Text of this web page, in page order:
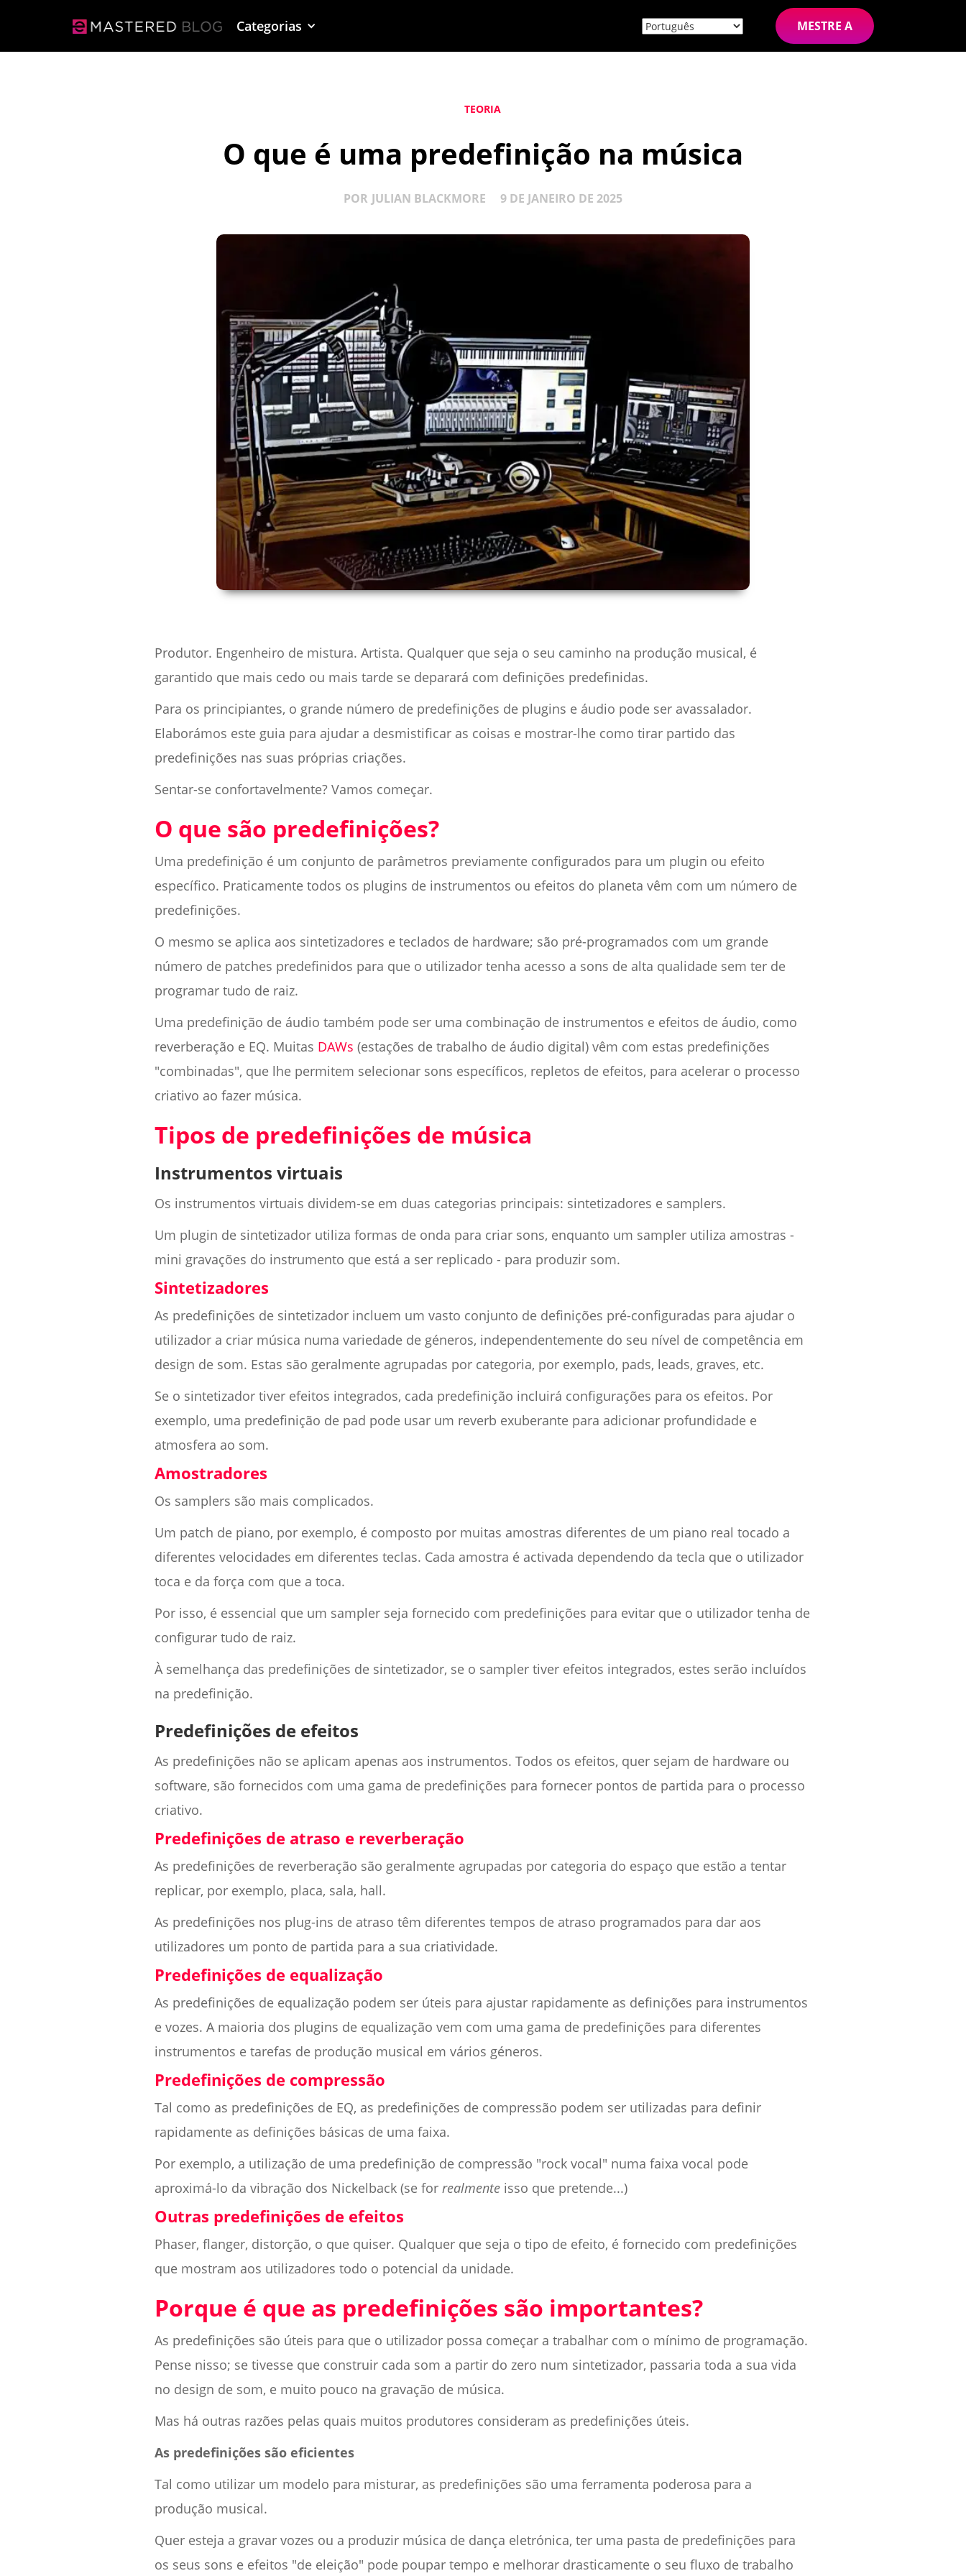
Categorias MESTRE A
TEORIA
O que é uma predefinição na música
POR JULIAN BLACKMORE 9 DE JANEIRO DE 2025
Produtor. Engenheiro de mistura. Artista. Qualquer que seja o seu caminho na produção musical, é
garantido que mais cedo ou mais tarde se deparará com definições predefinidas.
Para os principiantes, o grande número de predefinições de plugins e áudio pode ser avassalador.
Elaborámos este guia para ajudar a desmistificar as coisas e mostrar-lhe como tirar partido das
predefinições nas suas próprias criações.
Sentar-se confortavelmente? Vamos começar.
O que são predefinições?
Uma predefinição é um conjunto de parâmetros previamente configurados para um plugin ou efeito
específico. Praticamente todos os plugins de instrumentos ou efeitos do planeta vêm com um número de
predefinições.
O mesmo se aplica aos sintetizadores e teclados de hardware; são pré-programados com um grande
número de patches predefinidos para que o utilizador tenha acesso a sons de alta qualidade sem ter de
programar tudo de raiz.
Uma predefinição de áudio também pode ser uma combinação de instrumentos e efeitos de áudio, como
reverberação e EQ. Muitas DAWs (estações de trabalho de áudio digital) vêm com estas predefinições
"combinadas", que lhe permitem selecionar sons específicos, repletos de efeitos, para acelerar o processo
criativo ao fazer música.
Tipos de predefinições de música
Instrumentos virtuais
Os instrumentos virtuais dividem-se em duas categorias principais: sintetizadores e samplers.
Um plugin de sintetizador utiliza formas de onda para criar sons, enquanto um sampler utiliza amostras -
mini gravações do instrumento que está a ser replicado - para produzir som.
Sintetizadores
As predefinições de sintetizador incluem um vasto conjunto de definições pré-configuradas para ajudar o
utilizador a criar música numa variedade de géneros, independentemente do seu nível de competência em
design de som. Estas são geralmente agrupadas por categoria, por exemplo, pads, leads, graves, etc.
Se o sintetizador tiver efeitos integrados, cada predefinição incluirá configurações para os efeitos. Por
exemplo, uma predefinição de pad pode usar um reverb exuberante para adicionar profundidade e
atmosfera ao som.
Amostradores
Os samplers são mais complicados.
Um patch de piano, por exemplo, é composto por muitas amostras diferentes de um piano real tocado a
diferentes velocidades em diferentes teclas. Cada amostra é activada dependendo da tecla que o utilizador
toca e da força com que a toca.
Por isso, é essencial que um sampler seja fornecido com predefinições para evitar que o utilizador tenha de
configurar tudo de raiz.
À semelhança das predefinições de sintetizador, se o sampler tiver efeitos integrados, estes serão incluídos
na predefinição.
Predefinições de efeitos
As predefinições não se aplicam apenas aos instrumentos. Todos os efeitos, quer sejam de hardware ou
software, são fornecidos com uma gama de predefinições para fornecer pontos de partida para o processo
criativo.
Predefinições de atraso e reverberação
As predefinições de reverberação são geralmente agrupadas por categoria do espaço que estão a tentar
replicar, por exemplo, placa, sala, hall.
As predefinições nos plug-ins de atraso têm diferentes tempos de atraso programados para dar aos
utilizadores um ponto de partida para a sua criatividade.
Predefinições de equalização
As predefinições de equalização podem ser úteis para ajustar rapidamente as definições para instrumentos
e vozes. A maioria dos plugins de equalização vem com uma gama de predefinições para diferentes
instrumentos e tarefas de produção musical em vários géneros.
Predefinições de compressão
Tal como as predefinições de EQ, as predefinições de compressão podem ser utilizadas para definir
rapidamente as definições básicas de uma faixa.
Por exemplo, a utilização de uma predefinição de compressão "rock vocal" numa faixa vocal pode
aproximá-lo da vibração dos Nickelback (se forrealmente isso que pretende...)
Outras predefinições de efeitos
Phaser, flanger, distorção, o que quiser. Qualquer que seja o tipo de efeito, é fornecido com predefinições
que mostram aos utilizadores todo o potencial da unidade.
Porque é que as predefinições são importantes?
As predefinições são úteis para que o utilizador possa começar a trabalhar com o mínimo de programação.
Pense nisso; se tivesse que construir cada som a partir do zero num sintetizador, passaria toda a sua vida
no design de som, e muito pouco na gravação de música.
Mas há outras razões pelas quais muitos produtores consideram as predefinições úteis.
As predefinições são eficientes
Tal como utilizar um modelo para misturar, as predefinições são uma ferramenta poderosa para a
produção musical.
Quer esteja a gravar vozes ou a produzir música de dança eletrónica, ter uma pasta de predefinições para
os seus sons e efeitos "de eleição" pode poupar tempo e melhorar drasticamente o seu fluxo de trabalho